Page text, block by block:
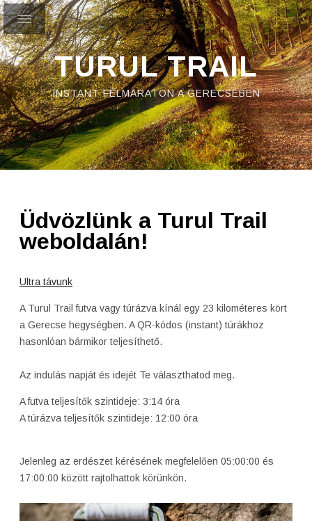
TURUL TRAIL
INSTANT FÉLMARATON A GERECSÉBEN
Üdvözlünk a Turul Trail
weboldalán!
Ultra távunk
A Turul Trail futva vagy túrázva kínál egy 23 kilométeres kört
a Gerecse hegységben. A QR-kódos (instant) túrákhoz
hasonlóan bármikor teljesíthető.
Az indulás napját és idejét Te választhatod meg.
A futva teljesítők szintideje: 3:14 óra
A túrázva teljesítők szintideje: 12:00 óra
Jelenleg az erdészet kérésének megfelelően 05:00:00 és
17:00:00 között rajtolhattok körünkön.